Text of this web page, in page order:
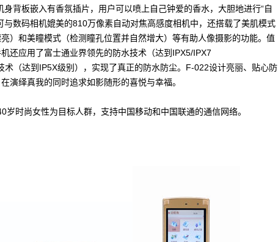
身背板嵌入有香氛插片，用户可以喷上自己钟爱的香水，大胆地进行“自
与数码相机媲美的810万像素自动对焦高感度相机中，还搭载了美肌模式
亮）和美瞳模式（检测瞳孔位置并自然增大）等有助人像摄影的功能。值
还应用了富士通业界领先的防水技术（达到IPX5/IPX7
术（达到IP5X级别），实现了真正的防水防尘。F-022设计亮丽、贴心防
演绎真我的同时追求如影随形的喜悦与幸福。
岁时尚女性为目标人群，支持中国移动和中国联通的通信网络。